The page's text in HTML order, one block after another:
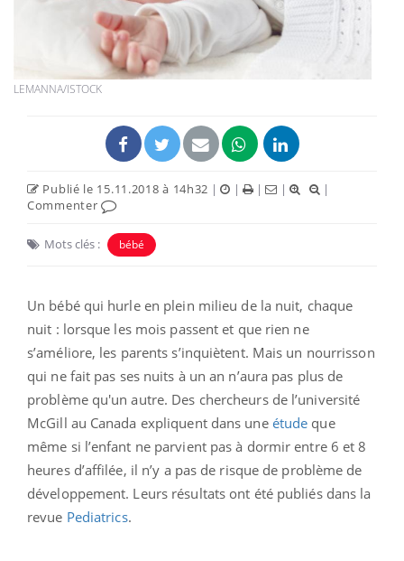
LEMANNA/ISTOCK
Publié le 15.11.2018 à 14h32 | | | |
|
Commenter
Mots clés : bébé
Un bébé qui hurle en plein milieu de la nuit, chaque
nuit : lorsque les mois passent et que rien ne
s’améliore, les parents s’inquiètent. Mais un nourrisson
qui ne fait pas ses nuits à un an n’aura pas plus de
problème qu'un autre. Des chercheurs de l’université
McGill au Canada expliquent dans une étude que
même si l’enfant ne parvient pas à dormir entre 6 et 8
heures d’affilée, il n’y a pas de risque de problème de
développement. Leurs résultats ont été publiés dans la
revue Pediatrics.